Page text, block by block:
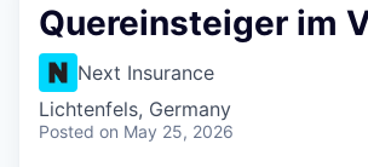
Quereinsteiger im
Next Insurance
Lichtenfels, Germany
Posted on May 25, 2026